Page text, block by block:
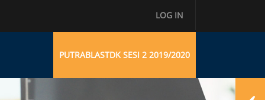
LOG IN
PUTRABLASTDK SESI 2 2019/2020